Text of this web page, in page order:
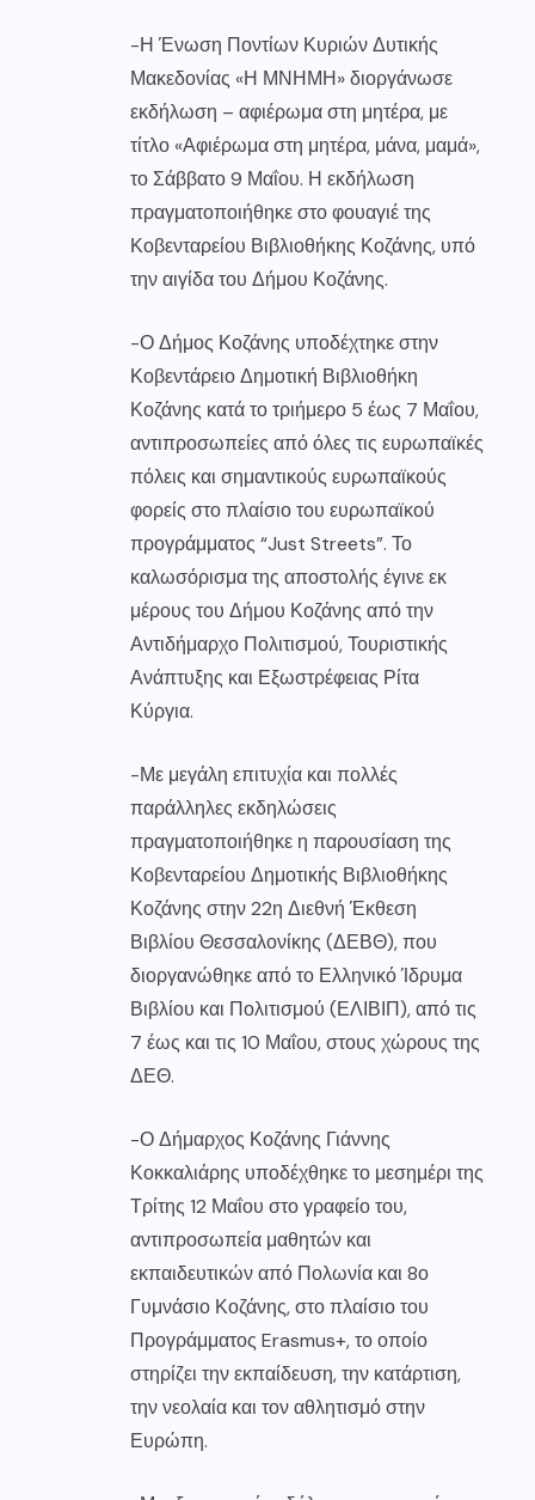
-Η Ένωση Ποντίων Κυριών Δυτικής
Μακεδονίας «Η ΜΝΗΜΗ» διοργάνωσε
εκδήλωση – αφιέρωμα στη μητέρα, με
τίτλο «Αφιέρωμα στη μητέρα, μάνα, μαμά»,
το Σάββατο 9 Μαΐου. Η εκδήλωση
πραγματοποιήθηκε στο φουαγιέ της
Κοβενταρείου Βιβλιοθήκης Κοζάνης, υπό
την αιγίδα του Δήμου Κοζάνης.
-Ο Δήμος Κοζάνης υποδέχτηκε στην
Κοβεντάρειο Δημοτική Βιβλιοθήκη
Κοζάνης κατά το τριήμερο 5 έως 7 Μαΐου,
αντιπροσωπείες από όλες τις ευρωπαϊκές
πόλεις και σημαντικούς ευρωπαϊκούς
φορείς στο πλαίσιο του ευρωπαϊκού
προγράμματος “Just Streets”. Το
καλωσόρισμα της αποστολής έγινε εκ
μέρους του Δήμου Κοζάνης από την
Αντιδήμαρχο Πολιτισμού, Τουριστικής
Ανάπτυξης και Εξωστρέφειας Ρίτα
Κύργια.
-Με μεγάλη επιτυχία και πολλές
παράλληλες εκδηλώσεις
πραγματοποιήθηκε η παρουσίαση της
Κοβενταρείου Δημοτικής Βιβλιοθήκης
Κοζάνης στην 22η Διεθνή Έκθεση
Βιβλίου Θεσσαλονίκης (ΔΕΒΘ), που
διοργανώθηκε από το Ελληνικό Ίδρυμα
Βιβλίου και Πολιτισμού (ΕΛΙΒΙΠ), από τις
7 έως και τις 10 Μαΐου, στους χώρους της
ΔΕΘ.
-Ο Δήμαρχος Κοζάνης Γιάννης
Κοκκαλιάρης υποδέχθηκε το μεσημέρι της
Τρίτης 12 Μαΐου στο γραφείο του,
αντιπροσωπεία μαθητών και
εκπαιδευτικών από Πολωνία και 8ο
Γυμνάσιο Κοζάνης, στο πλαίσιο του
Προγράμματος Erasmus+, το οποίο
στηρίζει την εκπαίδευση, την κατάρτιση,
την νεολαία και τον αθλητισμό στην
Ευρώπη.